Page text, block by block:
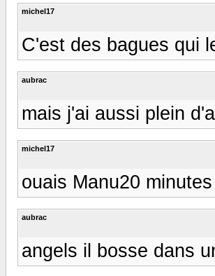
michel17
C'est des bagues qui
aubrac
mais j'ai aussi plein
michel17
ouais Manu20
aubrac
angels il bosse dans